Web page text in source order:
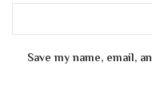
Save my name, email,